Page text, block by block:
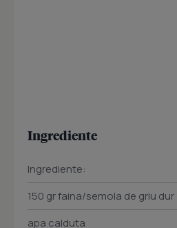
Ingrediente
Ingrediente:
150 gr faina/semola de griu dur
apa calduta